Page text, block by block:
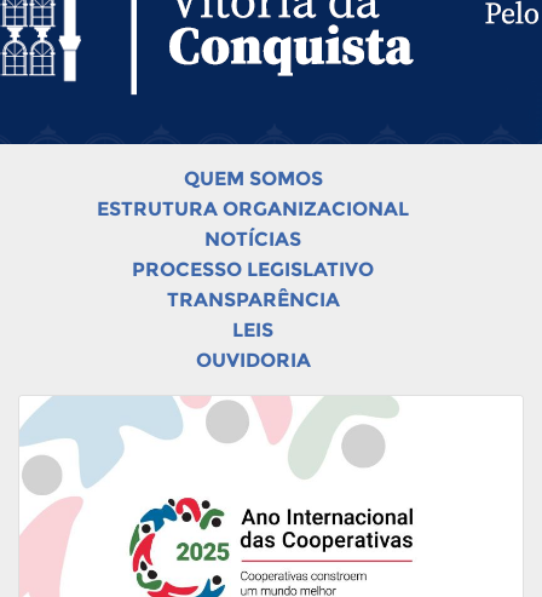
QUEM SOMOS
ESTRUTURA ORGANIZACIONAL
NOTÍCIAS
PROCESSO LEGISLATIVO
TRANSPARÊNCIA
LEIS
OUVIDORIA